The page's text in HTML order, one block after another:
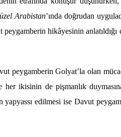
üzel Arabistan’ında doğrudan
peygamberin hikâyesinin
peygamberin Golyat’la olan
ikisinin de pişmanlık
yapyassı edilmesi ise Davut